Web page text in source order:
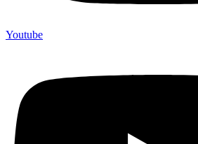
Youtube